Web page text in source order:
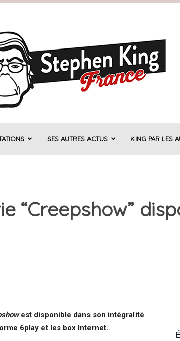
Stephen
King
SES AUTRES ACTUS KING PAR LES
“Creepshow”
est disponible dans son intégralité
6play et les box Internet.